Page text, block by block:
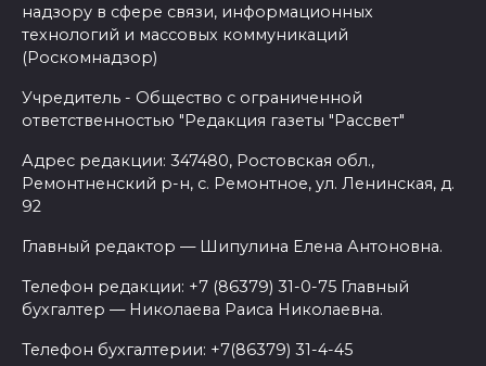
надзору в сфере связи, информационных
технологий и массовых коммуникаций
(Роскомнадзор)
Учредитель - Общество с ограниченной
ответственностью "Редакция газеты "Рассвет"
Адрес редакции: 347480, Ростовская обл.,
Ремонтненский р-н, с. Ремонтное, ул. Ленинская, д.
92
Главный редактор — Шипулина Елена Антоновна.
Телефон редакции: +7 (86379) 31-0-75 Главный
бухгалтер — Николаева Раиса Николаевна.
Телефон бухгалтерии: +7(86379) 31-4-45